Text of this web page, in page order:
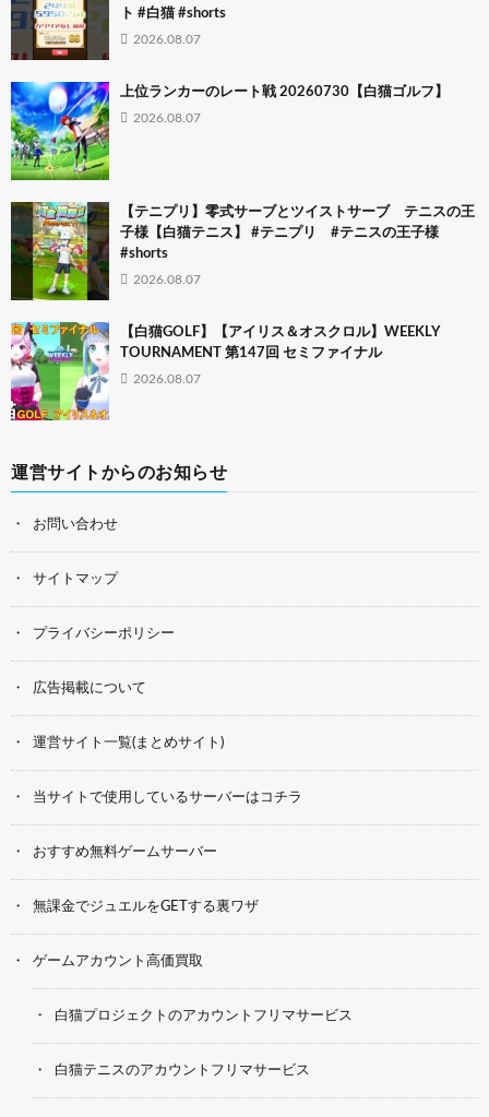
ト #白猫 #shorts
2026.08.07
上位ランカーのレート戦 20260730【白猫ゴルフ】
2026.08.07
【テニプリ】零式サーブとツイストサーブ テニスの王
子様【白猫テニス】 #テニプリ #テニスの王子様
#shorts
2026.08.07
【白猫GOLF】【アイリス＆オスクロル】WEEKLY
TOURNAMENT 第147回 セミファイナル
2026.08.07
運営サイトからのお知らせ
お問い合わせ
サイトマップ
プライバシーポリシー
広告掲載について
運営サイト一覧(まとめサイト)
当サイトで使用しているサーバーはコチラ
おすすめ無料ゲームサーバー
無課金でジュエルをGETする裏ワザ
ゲームアカウント高価買取
白猫プロジェクトのアカウントフリマサービス
白猫テニスのアカウントフリマサービス